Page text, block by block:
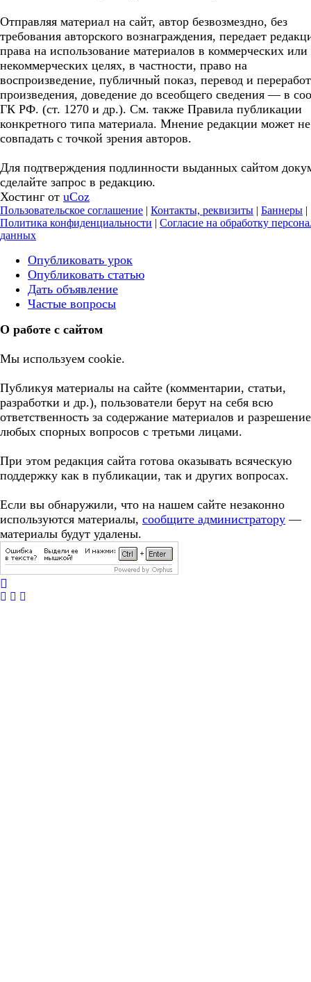
Отправляя материал на сайт, автор безвозмездно, без
требования авторского вознаграждения, передает
права на использование материалов в коммерческих или
некоммерческих целях, в частности, право на
воспроизведение, публичный показ, перевод и
произведения, доведение до всеобщего сведения — в
ГК РФ. (ст. 1270 и др.). См. также Правила публикации
конкретного типа материала. Мнение редакции может не
совпадать с точкой зрения авторов.
Для подтверждения подлинности выданных сайтом
сделайте запрос в редакцию.
Хостинг от uCoz
Пользовательское соглашение | Контакты, реквизиты | Баннеры |
Политика конфиденциальности | Согласие на обработку
данных
Опубликовать урок
Опубликовать статью
Дать объявление
Частые вопросы
О работе с сайтом
Мы используем cookie.
Публикуя материалы на сайте (комментарии, статьи,
разработки и др.), пользователи берут на себя всю
ответственность за содержание материалов и разрешение
любых спорных вопросов с третьми лицами.
При этом редакция сайта готова оказывать всяческую
поддержку как в публикации, так и других вопросах.
Если вы обнаружили, что на нашем сайте незаконно
используются материалы, сообщите администратору —
материалы будут удалены.